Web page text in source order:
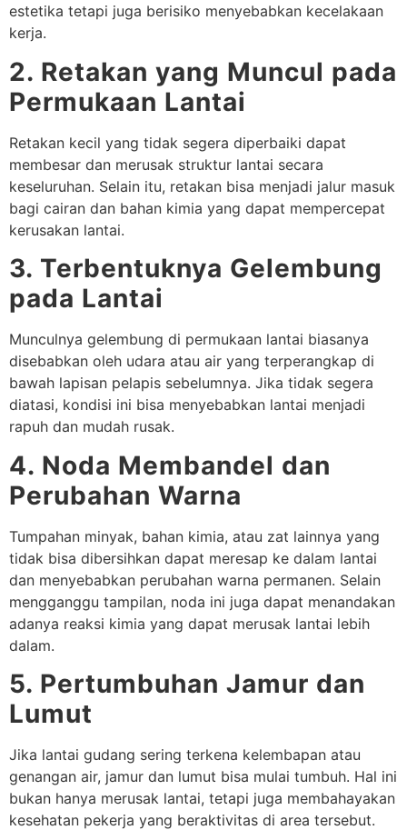
estetika tetapi juga berisiko menyebabkan kecelakaan
kerja.
2. Retakan yang Muncul pada
Permukaan Lantai
Retakan kecil yang tidak segera diperbaiki dapat
membesar dan merusak struktur lantai secara
keseluruhan. Selain itu, retakan bisa menjadi jalur masuk
bagi cairan dan bahan kimia yang dapat mempercepat
kerusakan lantai.
3. Terbentuknya Gelembung
pada Lantai
Munculnya gelembung di permukaan lantai biasanya
disebabkan oleh udara atau air yang terperangkap di
bawah lapisan pelapis sebelumnya. Jika tidak segera
diatasi, kondisi ini bisa menyebabkan lantai menjadi
rapuh dan mudah rusak.
4. Noda Membandel dan
Perubahan Warna
Tumpahan minyak, bahan kimia, atau zat lainnya yang
tidak bisa dibersihkan dapat meresap ke dalam lantai
dan menyebabkan perubahan warna permanen. Selain
mengganggu tampilan, noda ini juga dapat menandakan
adanya reaksi kimia yang dapat merusak lantai lebih
dalam.
5. Pertumbuhan Jamur dan
Lumut
Jika lantai gudang sering terkena kelembapan atau
genangan air, jamur dan lumut bisa mulai tumbuh. Hal ini
bukan hanya merusak lantai, tetapi juga membahayakan
kesehatan pekerja yang beraktivitas di area tersebut.